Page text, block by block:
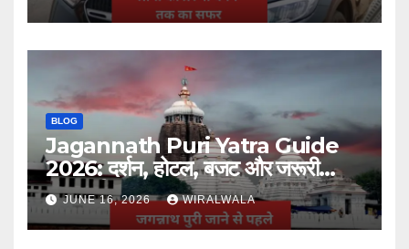
BLOG
Jagannath Puri Yatra Guide
2026: दर्शन, होटल, बजट और जरूरी
जानकारी
JUNE 16, 2026 WIRALWALA